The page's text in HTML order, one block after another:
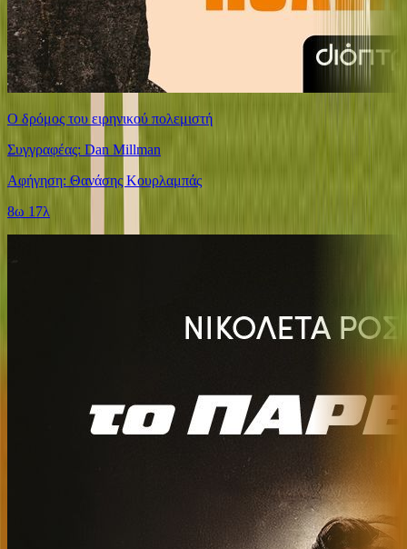
Ο δρόμος του ειρηνικού πολεμιστή
Συγγραφέας: Dan Millman
Αφήγηση: Θανάσης Κουρλαμπάς
8ω 17λ